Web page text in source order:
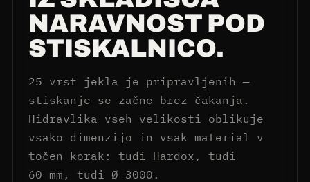
NARAVNOST POD
STISKALNICO.
25 vrst jekla je pripravljenih —
stiskanje se začne brez čakanja.
Hidravlika vseh velikosti oblikuje
vsako dimenzijo in vsak material v
točen korak: tudi Hardox, tudi
60 mm, tudi Ø 3000.